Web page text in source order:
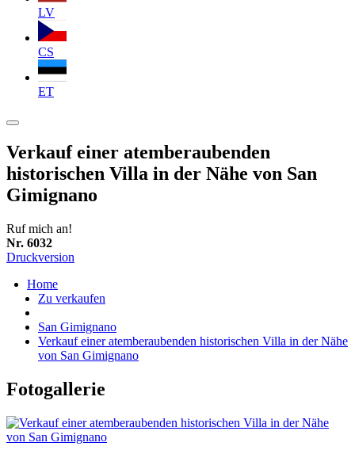
LV
CS
ET
Verkauf einer atemberaubenden
historischen Villa in der Nähe von San
Gimignano
Ruf mich an!
Nr. 6032
Druckversion
Home
Zu verkaufen
San Gimignano
Verkauf einer atemberaubenden historischen Villa in der Nähe
von San Gimignano
Fotogallerie